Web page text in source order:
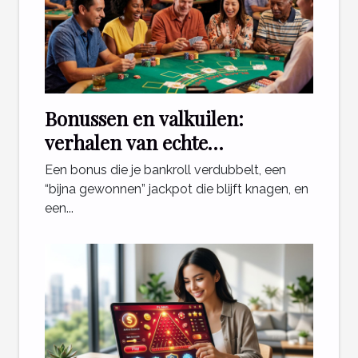
Bonussen en valkuilen:
verhalen van echte
casinospelers
Een bonus die je bankroll verdubbelt, een
“bijna gewonnen” jackpot die blijft knagen, en
een...